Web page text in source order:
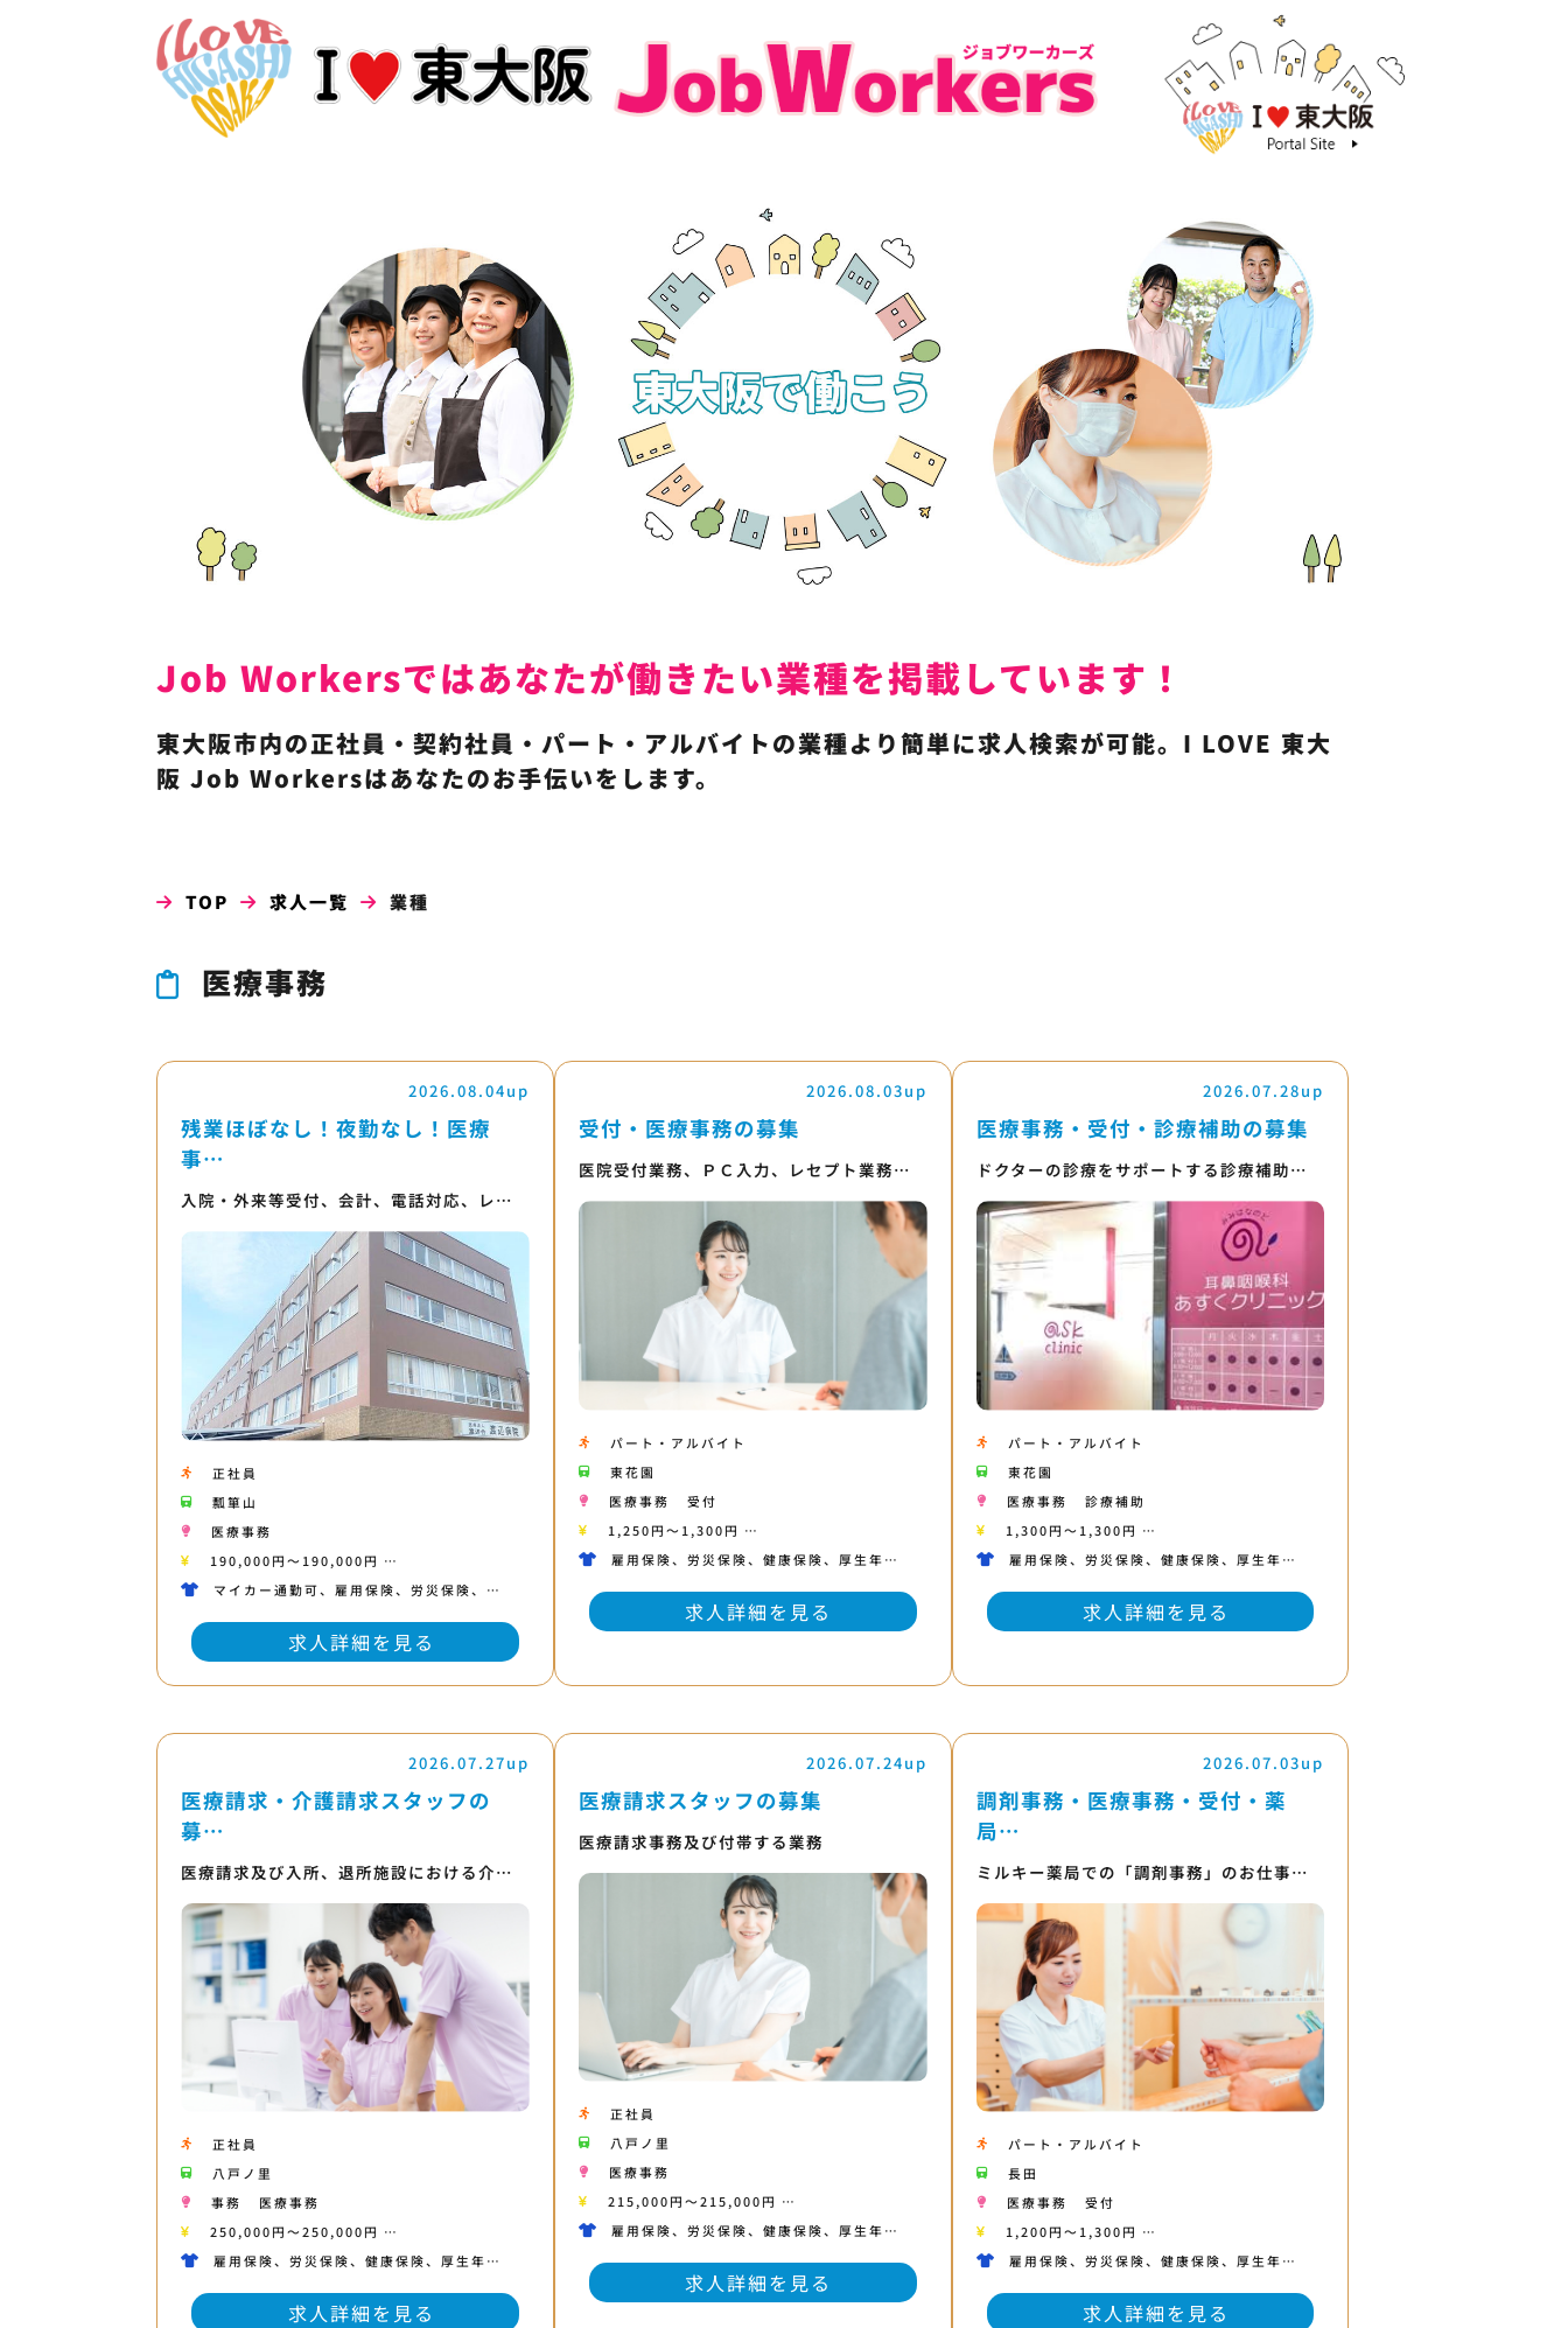
Job Workersではあなたが働きたい業種を掲載しています！
東大阪市内の正社員・契約社員・パート・アルバイトの業種より簡単に求人検索が可能。I LOVE 東大
阪 Job Workersはあなたのお手伝いをします。
TOP 求人一覧 業種
医療事務
2026.08.04up
残業ほぼなし！夜勤なし！医療
事…
入院・外来等受付、会計、電話対応、レ…
正社員
瓢箪山
医療事務
190,000円〜190,000円 …
マイカー通勤可、雇用保険、労災保険、…
求人詳細を見る
2026.08.03up
受付・医療事務の募集
医院受付業務、ＰＣ入力、レセプト業務…
パート・アルバイト
東花園
医療事務
受付
1,250円〜1,300円 …
雇用保険、労災保険、健康保険、厚生年…
求人詳細を見る
2026.07.28up
医療事務・受付・診療補助の募集
ドクターの診療をサポートする診療補助…
パート・アルバイト
東花園
医療事務
診療補助
1,300円〜1,300円 …
雇用保険、労災保険、健康保険、厚生年…
求人詳細を見る
2026.07.27up
医療請求・介護請求スタッフの
募…
医療請求及び入所、退所施設における介…
正社員
八戸ノ里
事務
医療事務
250,000円〜250,000円 …
雇用保険、労災保険、健康保険、厚生年…
求人詳細を見る
2026.07.24up
医療請求スタッフの募集
医療請求事務及び付帯する業務
正社員
八戸ノ里
医療事務
215,000円〜215,000円 …
雇用保険、労災保険、健康保険、厚生年…
求人詳細を見る
2026.07.03up
調剤事務・医療事務・受付・薬
局…
ミルキー薬局での「調剤事務」のお仕事…
パート・アルバイト
長田
医療事務
受付
1,200円〜1,300円 …
雇用保険、労災保険、健康保険、厚生年…
求人詳細を見る